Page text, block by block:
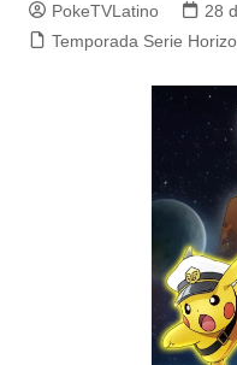
PokeTVLatino 28
Temporada Serie